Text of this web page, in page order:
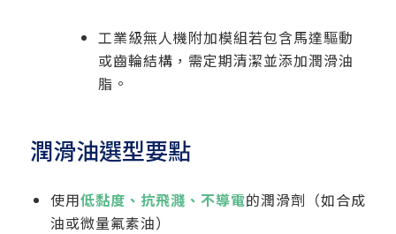
工業級無人機附加模組若包含馬達驅動
或齒輪結構，需定期清潔並添加潤滑油
脂。
潤滑油選型要點
使用低黏度、抗飛濺、不導電的潤滑劑（如合成
油或微量氟素油）